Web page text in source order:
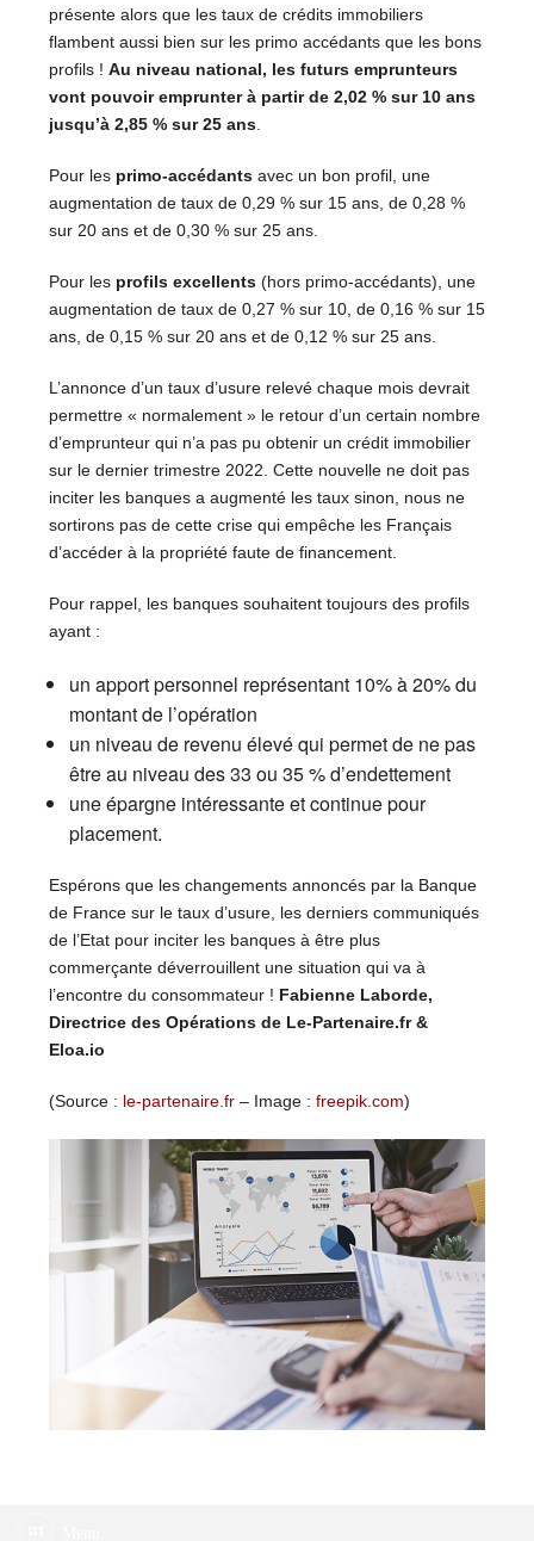
présente alors que les taux de crédits immobiliers
flambent aussi bien sur les primo accédants que les bons
profils ! Au niveau national, les futurs emprunteurs
vont pouvoir emprunter à partir de 2,02 % sur 10 ans
jusqu’à 2,85 % sur 25 ans.
Pour les primo-accédantsavec un bon profil, une
augmentation de taux de 0,29 % sur 15 ans, de 0,28 %
sur 20 ans et de 0,30 % sur 25 ans.
Pour les profils excellents(hors primo-accédants), une
augmentation de taux de 0,27 % sur 10, de 0,16 % sur 15
ans, de 0,15 % sur 20 ans et de 0,12 % sur 25 ans.
L’annonce d’un taux d’usure relevé chaque mois devrait
permettre « normalement » le retour d’un certain nombre
d’emprunteur qui n’a pas pu obtenir un crédit immobilier
sur le dernier trimestre 2022. Cette nouvelle ne doit pas
inciter les banques a augmenté les taux sinon, nous ne
sortirons pas de cette crise qui empêche les Français
d’accéder à la propriété faute de financement.
Pour rappel, les banques souhaitent toujours des profils
ayant :
un apport personnel représentant 10% à 20% du
montant de l’opération
un niveau de revenu élevé qui permet de ne pas
être au niveau des 33 ou 35 % d’endettement
une épargne intéressante et continue pour
placement.
Espérons que les changements annoncés par la Banque
de France sur le taux d’usure, les derniers communiqués
de l’Etat pour inciter les banques à être plus
commerçante déverrouillent une situation qui va à
l’encontre du consommateur ! Fabienne Laborde,
Directrice des Opérations de Le-Partenaire.fr &
Eloa.io
(Source : le-partenaire.fr– Image : freepik.com)